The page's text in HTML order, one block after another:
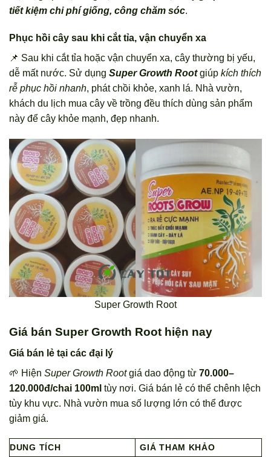
tiết kiệm chi phí giống, công chăm sóc.
Phục hồi cây sau khi cắt tỉa, vận chuyển xa
📌 Sau khi cắt tỉa hoặc vận chuyển xa, cây thường bị yếu,
dễ mất nước. Sử dụng Super Growth Rootgiúp kích thích
rễ phục hồi nhanh, phát chồi khỏe, xanh lá. Nhà vườn,
khách du lịch mua cây về trồng đều thích dùng sản phẩm
này để cây khỏe mạnh, đẹp nhanh.
Super Growth Root
Giá bán Super Growth Root hiện nay
Giá bán lẻ tại các đại lý
🌱 Hiện Super Growth Rootgiá dao động từ 70.000–
120.000đ/chai 100ml tùy nơi. Giá bán lẻ có thể chênh lệch
tùy khu vực. Nhà vườn mua số lượng lớn có thể được
giảm giá.
DUNG TÍCH GIÁ THAM KHẢO